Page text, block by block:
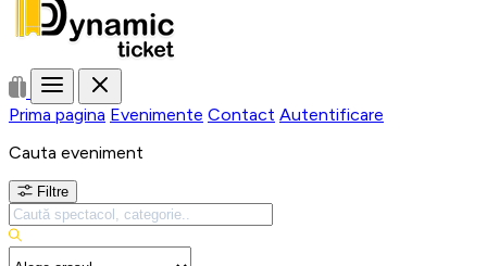
Prima pagina Evenimente Contact Autentificare
Cauta eveniment
Filtre